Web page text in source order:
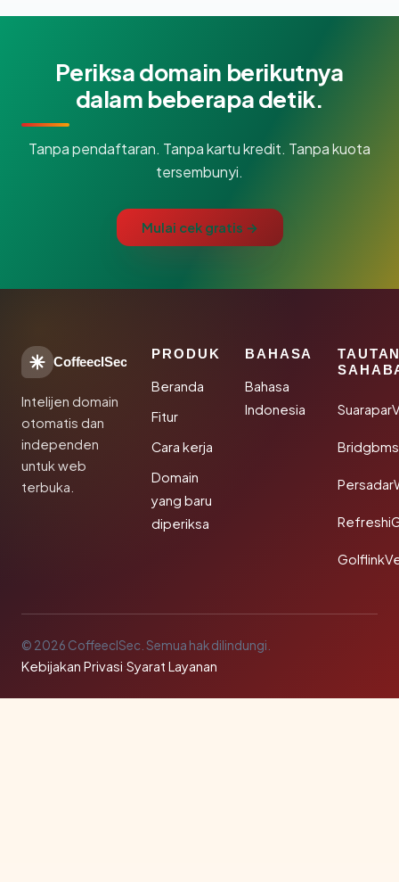
Periksa domain berikutnya
dalam beberapa detik.
Tanpa pendaftaran. Tanpa kartu kredit. Tanpa kuota
tersembunyi.
Mulai cek gratis →
CoffeeclSec
Intelijen domain
otomatis dan
independen
untuk web
terbuka.
PRODUK
Beranda
Fitur
Cara kerja
Domain
yang baru
diperiksa
BAHASA
Bahasa
Indonesia
© 2026 CoffeeclSec. Semua hak dilindungi.
Kebijakan Privasi·Syarat Layanan